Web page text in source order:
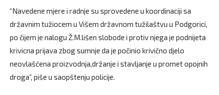
“Navedene mjere i radnje su sprovedene u koordinaciji sa
državnim tužiocem u Višem državnom tužilaštvu u Podgorici,
po čijem je nalogu Ž.M.lišen slobode i protiv njega je podnijeta
krivicna prijava zbog sumnje da je počinio krivično djelo
neovlašćena proizvodnja,držanje i stavljanje u promet opojnih
droga”, piše u saopštenju policije.